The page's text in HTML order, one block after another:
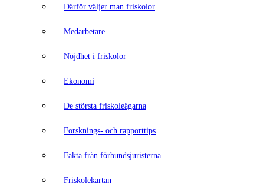
Därför väljer man friskolor
Medarbetare
Nöjdhet i friskolor
Ekonomi
De största friskoleägarna
Forsknings- och rapporttips
Fakta från förbundsjuristerna
Friskolekartan